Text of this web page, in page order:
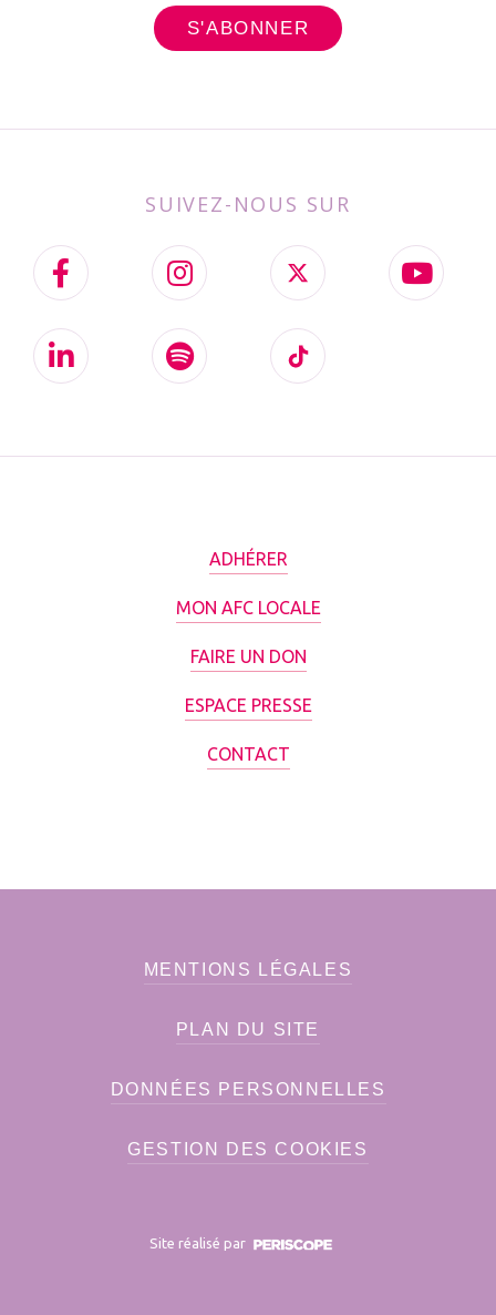
SUIVEZ-NOUS SUR
ADHÉRER
MON AFC LOCALE
FAIRE UN DON
ESPACE PRESSE
CONTACT
MENTIONS LÉGALES
PLAN DU SITE
DONNÉES PERSONNELLES
GESTION DES COOKIES
Site réalisé par